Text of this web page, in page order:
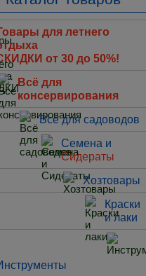
для летнего
от 30 до 50%!
Всё для
консервирования
Всё для садоводов
Семена и
Сидераты
Хозтовары
Краски
и лаки